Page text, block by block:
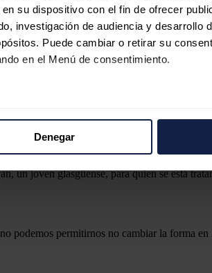
su dispositivo con el fin de ofrecer
investigación de audiencia y desarrollo
Puede cambiar o retirar su
en el Menú de consentimiento.
sobre el uso que haga del sitio web
combinarla con otra información
Denegar
como la que le lleva a presentar las
aquí”, a juicio de Baillie. Por ejemplo, los
de Glasgow tengan acceso también a
manufacturación y construcción, y aporta
dinero en el centro en los últimos 20-30
joven glasgüense, para quien se está
podemos permitirnos no cambiar la forma